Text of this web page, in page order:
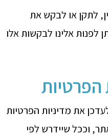
לתקן או לבקש את
לפנות אלינו לבקשות אלו
הפרטיות
את מדיניות הפרטיות
וככל שיידרש לפי